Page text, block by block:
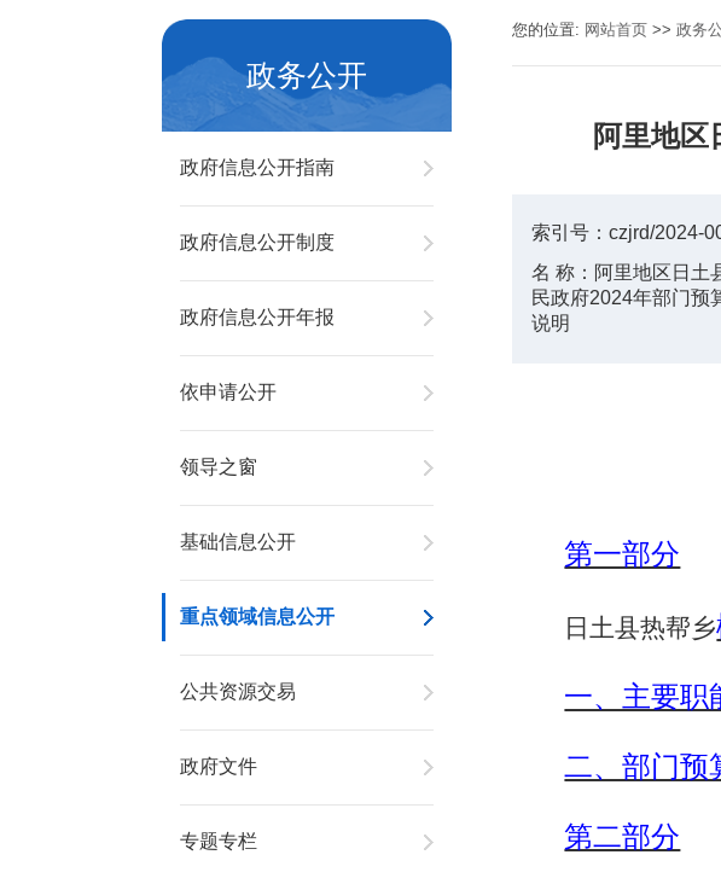
政务公开
政府信息公开指南
政府信息公开制度
政府信息公开年报
依申请公开
领导之窗
基础信息公开
重点领域信息公开
公共资源交易
政府文件
专题专栏
您的位置: 网站首页 >>政务
阿里地区
索引号：czjrd/2024-
名 称： 阿里地区日土
民政府2024年部门预
说明
第一部分
日土县热帮乡
一、主要职
二、部门预
第二部分